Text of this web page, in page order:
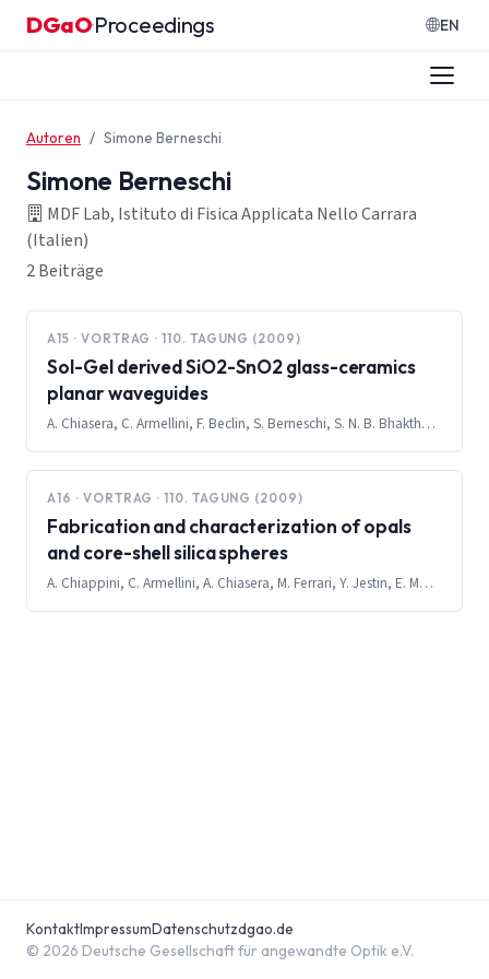
Zum Inhalt springen
DGaO·Proceedings EN
Autoren Simone Berneschi
Simone Berneschi
MDF Lab, Istituto di Fisica Applicata Nello Carrara
(Italien)
2 Beiträge
A15 · VORTRAG · 110. TAGUNG (2009)
Sol-Gel derived SiO2-SnO2 glass-ceramics
planar waveguides
A. Chiasera, C. Armellini, F. Beclin, S. Berneschi, S. N. B. Bhaktha, M. Bouazaoui, B. Capoen, A. Chiappini, M. Ferrari, Y. Jestin, C. Kinowski, E. Moser, D. N. Rao, G. C. Righini, G. Speranza, S. Turrell
A16 · VORTRAG · 110. TAGUNG (2009)
Fabrication and characterization of opals
and core-shell silica spheres
A. Chiappini, C. Armellini, A. Chiasera, M. Ferrari, Y. Jestin, E. Moser, R. Retoux, G. Speranza, L. Minati, S. Berneschi, G. Nunzi Conti, S. Soria, S. Pelli, G. C. Righini
© 2026 Deutsche Gesellschaft für angewandte Optik e.V.
KontaktImpressumDatenschutzdgao.de